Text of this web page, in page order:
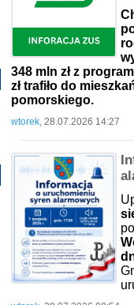
348 mln zł z
zł trafiło do
pomorskiego.
wtorek, 28.07.2026 14:27